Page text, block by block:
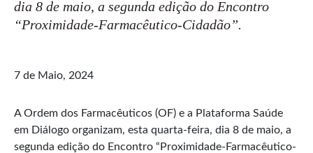
dia 8 de maio, a segunda edição do Encontro
“Proximidade-Farmacêutico-Cidadão”.
7 de Maio, 2024
A Ordem dos Farmacêuticos (OF) e a Plataforma Saúde
em Diálogo organizam, esta quarta-feira, dia 8 de maio, a
segunda edição do Encontro “Proximidade-Farmacêutico-